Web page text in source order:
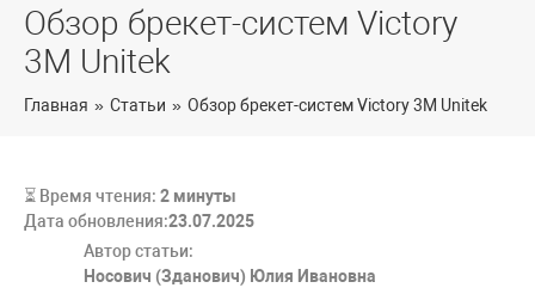
Обзор брекет-систем Victory
3M Unitek
Главная » Статьи » Обзор брекет-систем Victory 3M Unitek
⏳ Время чтения: 2 минуты
Дата обновления:23.07.2025
Автор статьи:
Носович (Зданович) Юлия Ивановна